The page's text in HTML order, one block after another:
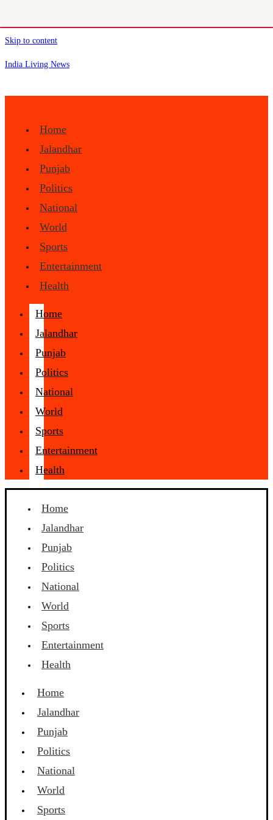
Skip to content
India Living News
Home
Jalandhar
Punjab
Politics
National
World
Sports
Entertainment
Health
Home
Jalandhar
Punjab
Politics
National
World
Sports
Entertainment
Health
Home
Jalandhar
Punjab
Politics
National
World
Sports
Entertainment
Health
Home
Jalandhar
Punjab
Politics
National
World
Sports